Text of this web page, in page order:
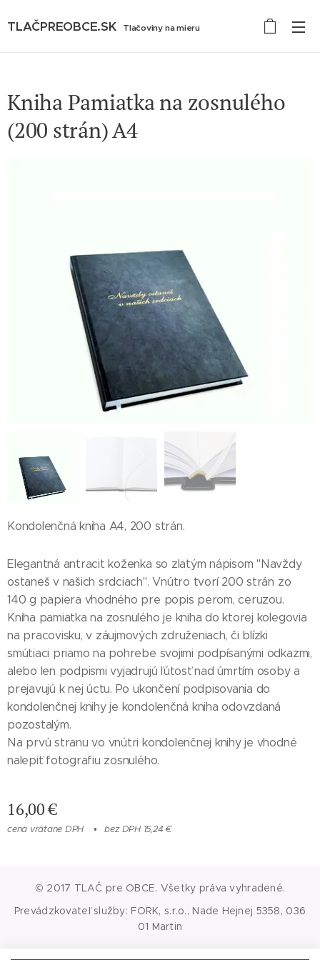
TLAČPREOBCE.SK Tlačoviny na mieru
Kniha Pamiatka na zosnulého
(200 strán) A4
Kondolenčná kniha A4, 200 strán.
Elegantná antracit koženka so zlatým nápisom "Navždy
ostaneš v našich srdciach". Vnútro tvorí 200 strán zo
140 g papiera vhodného pre popis perom, ceruzou.
Kniha pamiatka na zosnulého je kniha do ktorej kolegovia
na pracovisku, v záujmových združeniach, či blízki
smútiaci priamo na pohrebe svojimi podpísanými odkazmi,
alebo len podpismi vyjadrujú ľútosť nad úmrtím osoby a
prejavujú k nej úctu. Po ukončení podpisovania do
kondolenčnej knihy je kondolenčná kniha odovzdaná
pozostalým.
Na prvú stranu vo vnútri kondolenčnej knihy je vhodné
nalepiť fotografiu zosnulého.
16,00€
cena vrátane DPH bez DPH 15,24 €
© 2017 TLAČ pre OBCE. Všetky práva vyhradené.
Prevádzkovateľ služby: FORK, s.r.o., Nade Hejnej 5358, 036
01 Martin